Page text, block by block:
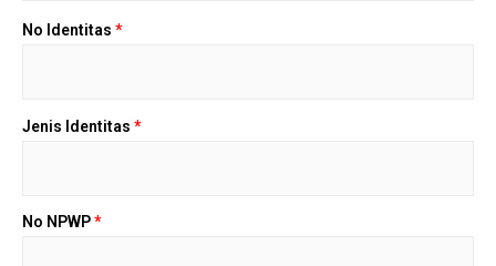
No Identitas *
Jenis Identitas *
No NPWP*